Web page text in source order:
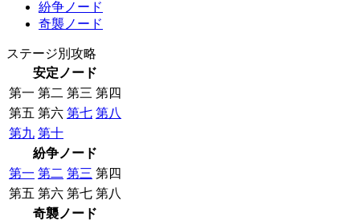
紛争ノード
奇襲ノード
ステージ別攻略
安定ノード
第一 第二 第三 第四
第五 第六 第七 第八
第九 第十
紛争ノード
第一 第二 第三 第四
第五 第六 第七 第八
奇襲ノード